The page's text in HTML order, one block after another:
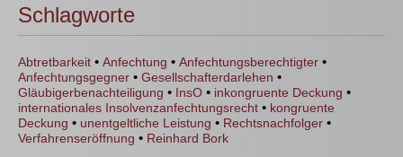
Schlagworte
Abtretbarkeit • Anfechtung • Anfechtungsberechtigter •
Anfechtungsgegner • Gesellschafterdarlehen •
Gläubigerbenachteiligung • InsO • inkongruente Deckung •
internationales Insolvenzanfechtungsrecht • kongruente
Deckung • unentgeltliche Leistung • Rechtsnachfolger •
Verfahrenseröffnung • Reinhard Bork